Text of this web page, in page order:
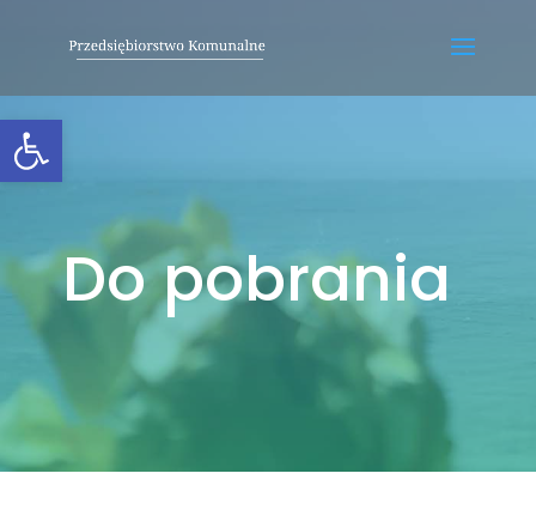
Otwórz pasek narzędzi
Do pobrania